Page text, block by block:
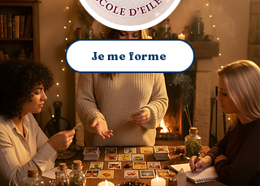
Je me forme